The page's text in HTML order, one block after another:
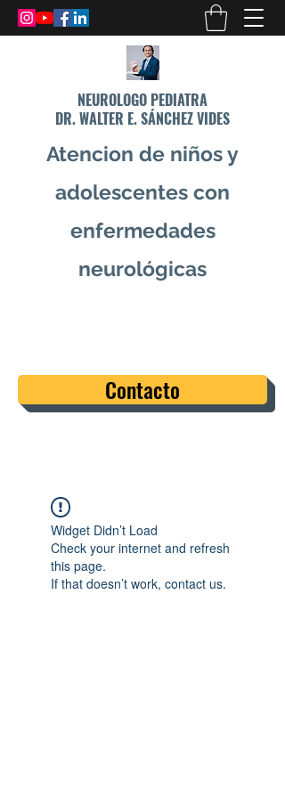
NEUROLOGO PEDIATRA
DR. WALTER E. SÁNCHEZ VIDES
Atencion de niños y
adolescentes con
enfermedades
neurológicas
Contacto
Widget Didn’t Load
Check your internet and refresh
this page.
If that doesn’t work, contact us.